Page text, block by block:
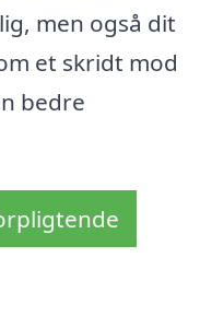
men også dit
et skridt mod
bedre